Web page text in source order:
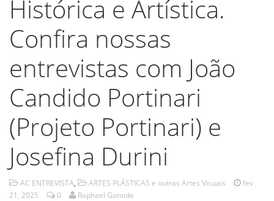
Histórica e Artística.
Confira nossas
entrevistas com João
Candido Portinari
(Projeto Portinari) e
Josefina Durini
AC ENTREVISTA, ARTES PLÁSTICAS e outras Artes Visuais
fev
21, 2025
0 Raphael Gomide